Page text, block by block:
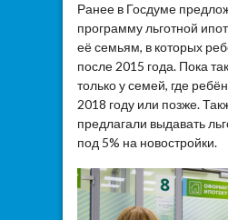
Ранее в Госдуме
программу льготной
её семьям, в которых
после 2015 года. Пока
только у семей, где
2018 году или позже.
предлагали выдавать
под 5% на новостройки.